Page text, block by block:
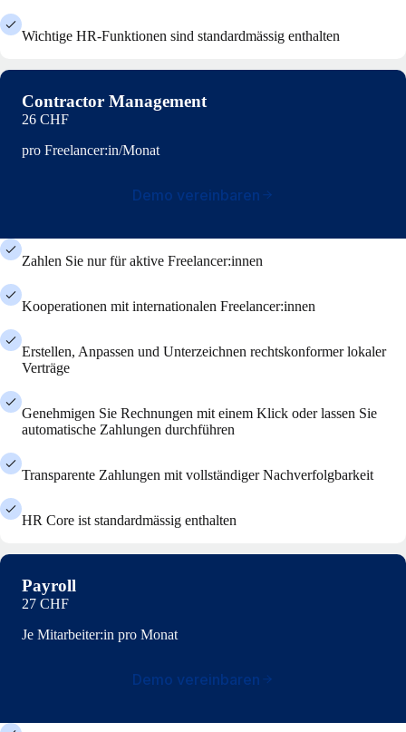
Wichtige HR-Funktionen sind standardmässig enthalten
Contractor Management
26 CHF
pro Freelancer:in/Monat
Demo vereinbaren
Zahlen Sie nur für aktive Freelancer:innen
Kooperationen mit internationalen Freelancer:innen
Erstellen, Anpassen und Unterzeichnen rechtskonformer lokaler
Verträge
Genehmigen Sie Rechnungen mit einem Klick oder lassen Sie
automatische Zahlungen durchführen
Transparente Zahlungen mit vollständiger Nachverfolgbarkeit
HR Core ist standardmässig enthalten
Payroll
27 CHF
Je Mitarbeiter:in pro Monat
Demo vereinbaren